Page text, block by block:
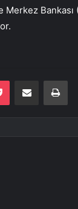
Bankası
Pocket E-Posta ile paylaş